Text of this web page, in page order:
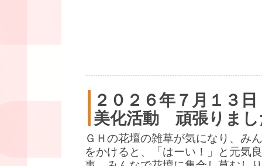
２０２６年７月１３日
美化活動 頑張りま
ＧＨの花壇の雑草が気になり、み
をかけると、「はーい！」と元気